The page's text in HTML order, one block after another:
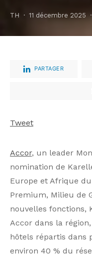
TH 11 décembre 2025
PARTAGER
Tweet
Accor, un leader
nomination de
Europe et Afrique
Premium, Milieu de
nouvelles fonctions,
Accor dans la
hôtels répartis dans
environ 40 % du